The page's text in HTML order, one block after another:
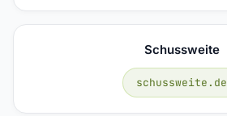
Schussweite
schussweite.de